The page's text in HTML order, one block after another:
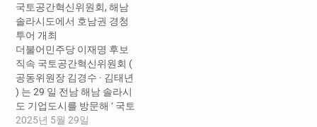
회에서 위원회 대안으로 통
과됐다 . 여야가 합의 처리한
법안인 만큼 2 월 임시국회
에서 제정될 가능성이 높아
졌다 . 재생에너지고속도로
는 지난 2022 년…
국토공간혁신위원회, 해남
솔라시도에서 호남권 경청
투어 개최
더불어민주당 이재명 후보
직속 국토공간혁신위원회 (
공동위원장 김경수 · 김태년
) 는 29 일 전남 해남 솔라시
도 기업도시를 방문해 ‘ 국토
균형발전과 지역 맞춤형 공
2025년 5월 29일